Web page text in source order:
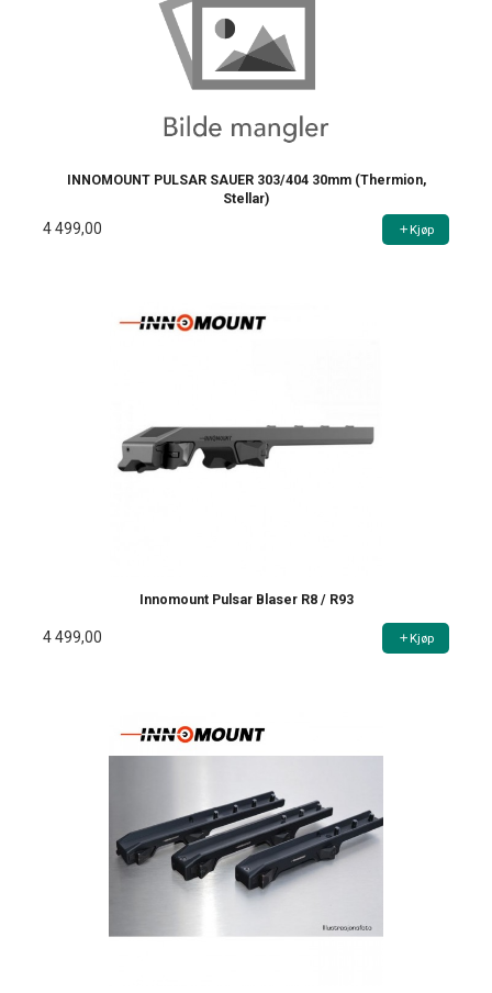
INNOMOUNT PULSAR SAUER 303/404 30mm (Thermion,
Stellar)
4 499,00 Kjøp
Innomount Pulsar Blaser R8 / R93
4 499,00 Kjøp